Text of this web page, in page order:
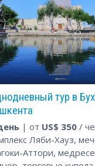
тур в
| от US$ 350 /
Ляби-Хауз,
Аттори,